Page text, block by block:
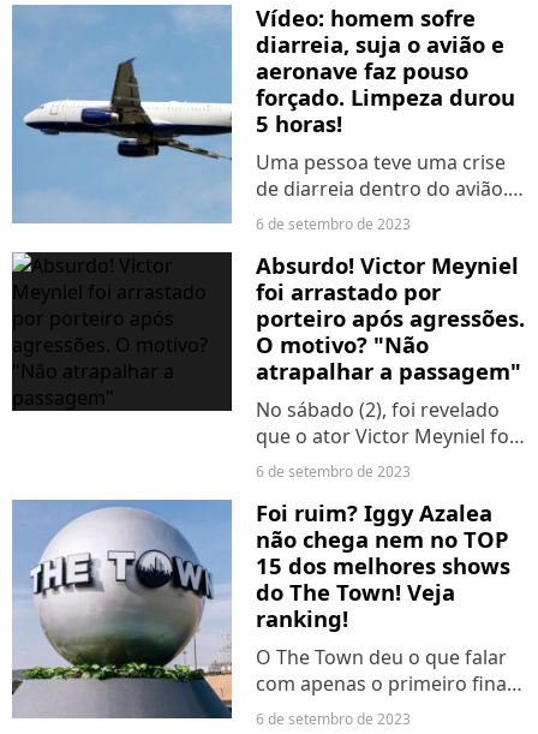
decidiram seguir suas vidas
separados
Vídeo: homem sofre
diarreia, suja o avião e
aeronave faz pouso
forçado. Limpeza durou
5 horas!
Uma pessoa teve uma crise
de diarreia dentro do avião.
O estrago foi tão grande que
volta para pousar. Vídeo do
momento é chocante!
6 de setembro de 2023
Absurdo! Victor Meyniel
foi arrastado por
porteiro após agressões.
O motivo? "Não
atrapalhar a passagem"
No sábado (2), foi revelado
que o ator Victor Meyniel foi
brutalmente espancado na
de Copacabana. O autor do
crime, Yuri de Moura
Alexandre cometeu o ato,...
6 de setembro de 2023
Foi ruim? Iggy Azalea
não chega nem no TOP
15 dos melhores shows
do The Town! Veja
ranking!
O The Town deu o que falar
com apenas o primeiro final
de semana de atrações. Além
6 de setembro de 2023